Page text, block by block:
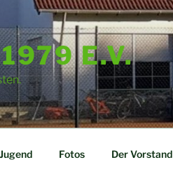
E.V.
Jugend Fotos Der Vorstand